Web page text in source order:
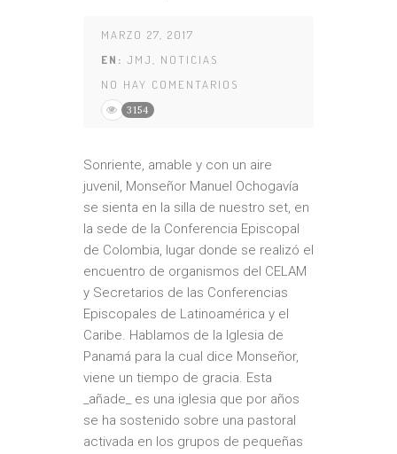
MARZO 27, 2017
EN: JMJ, NOTICIAS
NO HAY COMENTARIOS
3154
Sonriente, amable y con un aire
juvenil, Monseñor Manuel Ochogavía
se sienta en la silla de nuestro set, en
la sede de la Conferencia Episcopal
de Colombia, lugar donde se realizó el
encuentro de organismos del CELAM
y Secretarios de las Conferencias
Episcopales de Latinoamérica y el
Caribe. Hablamos de la Iglesia de
Panamá para la cual dice Monseñor,
viene un tiempo de gracia. Esta
_añade_ es una iglesia que por años
se ha sostenido sobre una pastoral
activada en los grupos de pequeñas